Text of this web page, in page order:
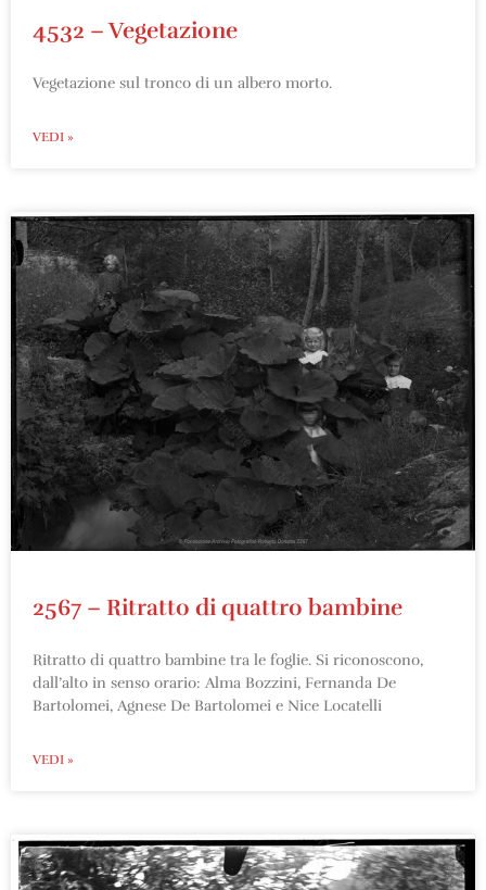
4532 – Vegetazione
Vegetazione sul tronco di un albero morto.
VEDI »
2567 – Ritratto di quattro bambine
Ritratto di quattro bambine tra le foglie. Si riconoscono,
dall’alto in senso orario: Alma Bozzini, Fernanda De
Bartolomei, Agnese De Bartolomei e Nice Locatelli
VEDI »